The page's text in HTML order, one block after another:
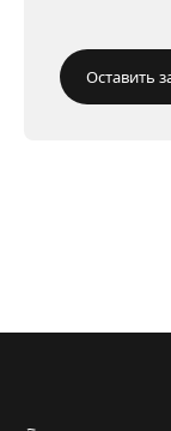
Оставить